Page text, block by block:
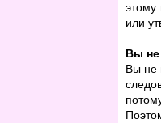
этому
или
Вы не
Вы не